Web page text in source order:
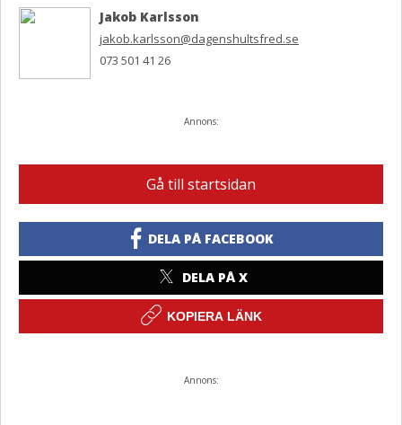
Jakob Karlsson
jakob.karlsson@dagenshultsfred.se
073 501 41 26
Annons:
Gå till startsidan
DELA PÅ FACEBOOK
DELA PÅ X
KOPIERA LÄNK
Annons: